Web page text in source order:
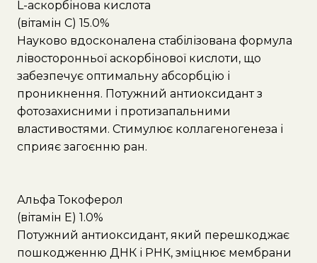
L-аскорбінова кислота
(вітамін С) 15.0%
Науково вдосконалена стабілізована формула
лівосторонньої аскорбінової кислоти, що
забезпечує оптимальну абсорбцію і
проникнення. Потужний антиоксидант з
фотозахисними і протизапальними
властивостями. Стимулює коллагеногенеза і
сприяє загоєнню ран.
Альфа Токоферол
(вітамін Е) 1.0%
Потужний антиоксидант, який перешкоджає
пошкодженню ДНК і РНК, зміцнює мембрани